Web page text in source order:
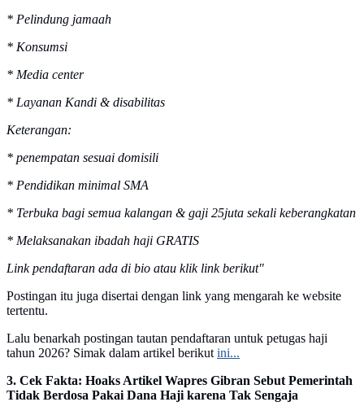
* Pelindung jamaah
* Konsumsi
* Media center
* Layanan Kandi & disabilitas
Keterangan:
* penempatan sesuai domisili
* Pendidikan minimal SMA
* Terbuka bagi semua kalangan & gaji 25juta sekali keberangkatan
* Melaksanakan ibadah haji GRATIS
Link pendaftaran ada di bio atau klik link berikut"
Postingan itu juga disertai dengan link yang mengarah ke website
tertentu.
Lalu benarkah postingan tautan pendaftaran untuk petugas haji
tahun 2026? Simak dalam artikel berikutini...
3. Cek Fakta: Hoaks Artikel Wapres Gibran Sebut Pemerintah
Tidak Berdosa Pakai Dana Haji karena Tak Sengaja